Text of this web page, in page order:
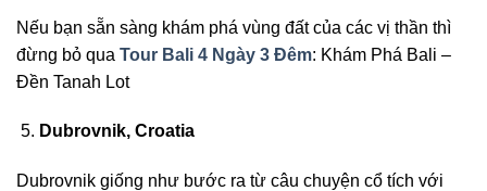
Nếu bạn sẵn sàng khám phá vùng đất của các vị thần thì
đừng bỏ qua Tour Bali 4 Ngày 3 Đêm: Khám Phá Bali –
Đền Tanah Lot
Dubrovnik, Croatia
Dubrovnik giống như bước ra từ câu chuyện cổ tích với